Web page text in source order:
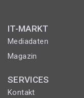
IT-MARKT
Mediadaten
Magazin
SERVICES
Kontakt